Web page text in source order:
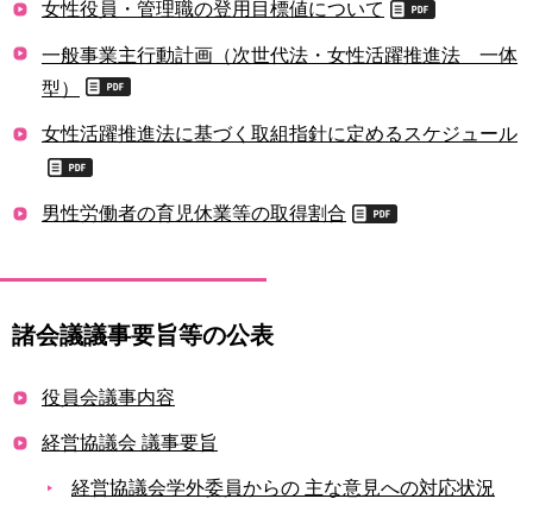
女性役員・管理職の登用目標値について
一般事業主行動計画（次世代法・女性活躍推進法 一体
型）
女性活躍推進法に基づく取組指針に定めるスケジュール
男性労働者の育児休業等の取得割合
諸会議議事要旨等の公表
役員会議事内容
経営協議会 議事要旨
経営協議会学外委員からの 主な意見への対応状況